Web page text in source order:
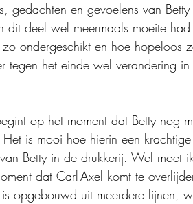
gedachten en gevoelens van
deel wel meermaals moeite
ondergeschikt en hoe hopeloos
het einde wel verandering
op het moment dat Betty nog
is mooi hoe hierin een
Betty in de drukkerij. Wel moet
dat Carl-Axel komt te
opgebouwd uit meerdere lijnen,